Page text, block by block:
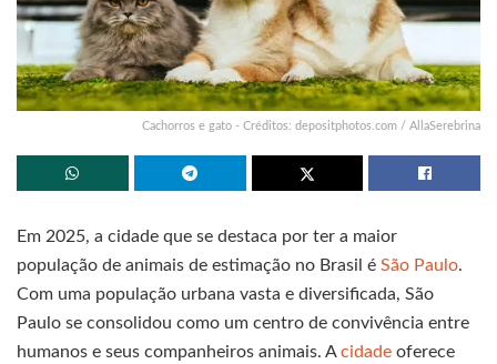
Cachorros e gato - Créditos: depositphotos.com / AllaSerebrina
Em 2025, a cidade que se destaca por ter a maior
população de animais de estimação no Brasil é São Paulo.
Com uma população urbana vasta e diversificada, São
Paulo se consolidou como um centro de convivência entre
humanos e seus companheiros animais. Acidade oferece